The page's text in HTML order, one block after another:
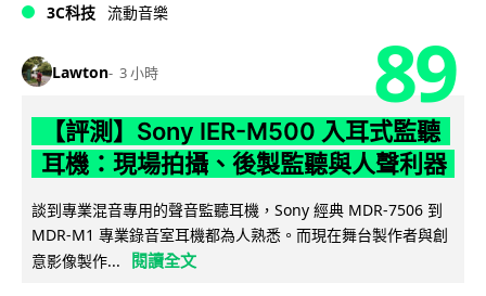
3C科技 流動音樂
Lawton 3 小時 89
【評測】Sony IER-M500 入耳式監聽
耳機：現場拍攝、後製監聽與人聲利器
談到專業混音專用的聲音監聽耳機，Sony 經典 MDR-7506 到
MDR-M1 專業錄音室耳機都為人熟悉。而現在舞台製作者與創
意影像製作...
閱讀全文